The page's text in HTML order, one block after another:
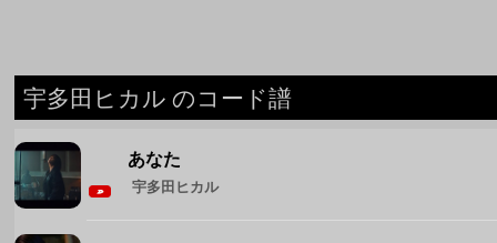
宇多田ヒカル のコード譜
あなた
宇多田ヒカル